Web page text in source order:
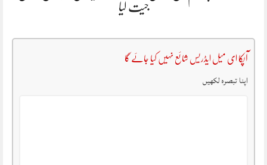
جیت لیا
آپکا ای میل ایڈریس شائع نہیں کیا جائے گا
اپنا تبصرہ لکھیں